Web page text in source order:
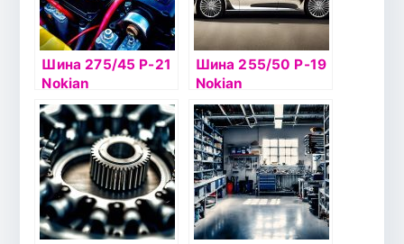
Шина 275/45 Р-21
Nokian
Hakkapelitta 8 SUV
110T б/к шип
Шина 255/50 Р-19
Nokian
Hakkapelitta 8 SUV
107T Flat Run ш